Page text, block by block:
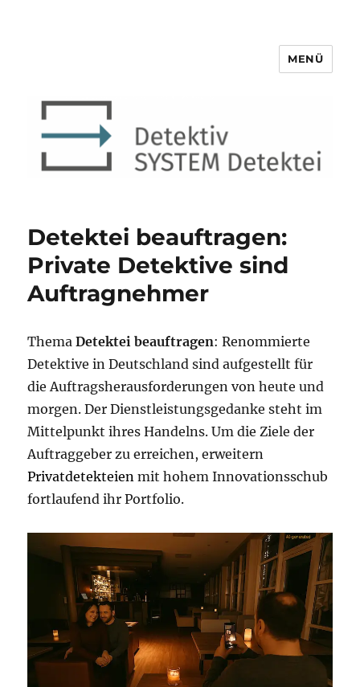
Detektiv SYSTEM Detektei ®
MENÜ
Detektei beauftragen:
Private Detektive sind
Auftragnehmer
ThemaDetektei beauftragen: Renommierte
Detektive in Deutschland sind aufgestellt für
die Auftragsherausforderungen von heute und
morgen. Der Dienstleistungsgedanke steht im
Mittelpunkt ihres Handelns. Um die Ziele der
Auftraggeber zu erreichen, erweitern
Privatdetekteien mit hohem Innovationsschub
fortlaufend ihr Portfolio.